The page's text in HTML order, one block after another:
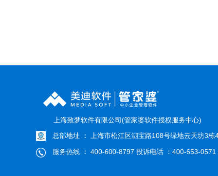
上海致梦软件有限公司(管家婆软件授权服务中心)
总部地址 ： 上海市松江区泗宝路108号绿地云天坊3栋
服务热线 ： 400-600-8797 投诉电话 ：400-653-0571